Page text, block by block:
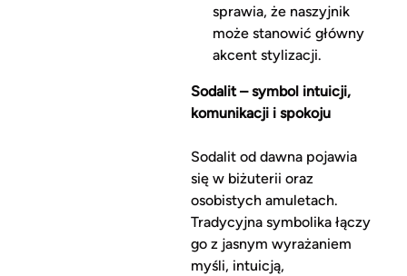
sprawia, że naszyjnik
może stanowić główny
akcent stylizacji.
Sodalit – symbol intuicji,
komunikacji i spokoju
Sodalit od dawna pojawia
się w biżuterii oraz
osobistych amuletach.
Tradycyjna symbolika łączy
go z jasnym wyrażaniem
myśli, intuicją,